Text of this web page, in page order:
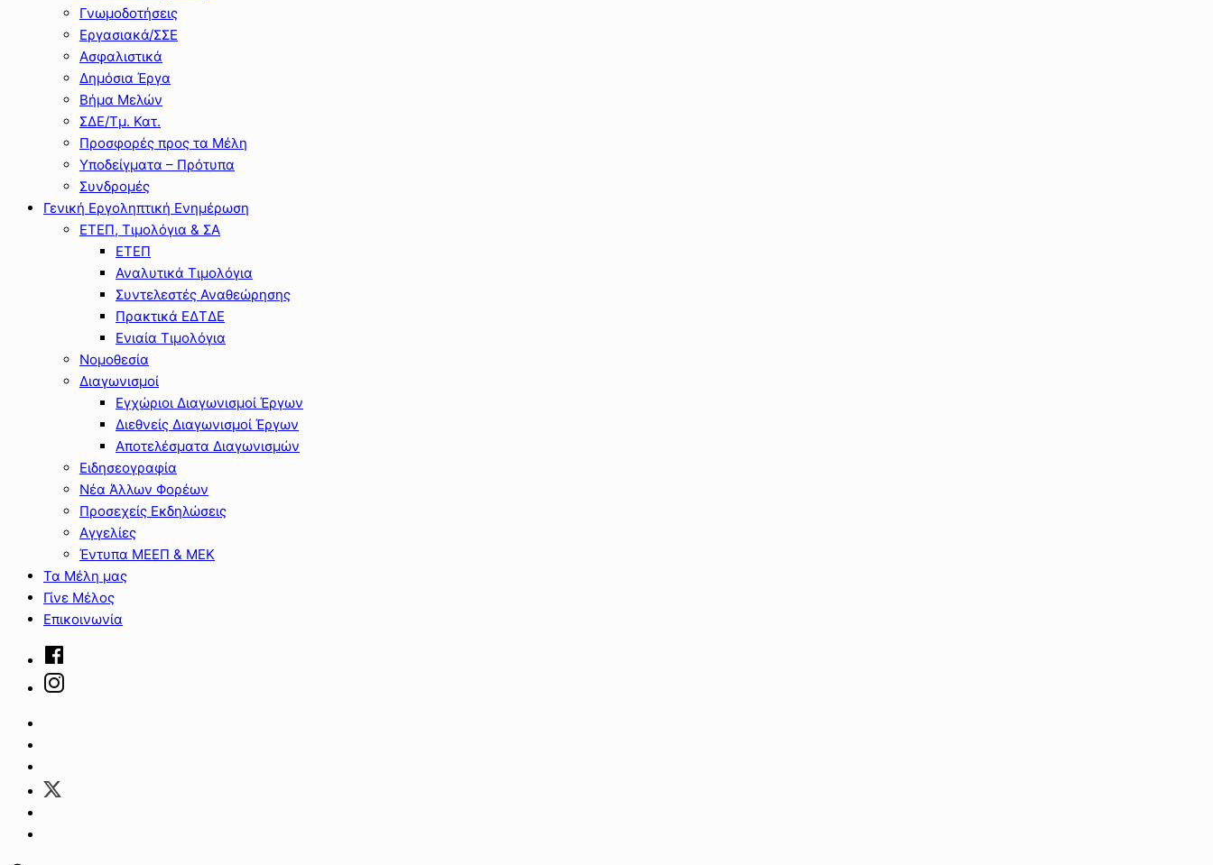
Γνωμοδοτήσεις
Εργασιακά/ΣΣΕ
Ασφαλιστικά
Δημόσια Έργα
Βήμα Μελών
ΣΔΕ/Τμ. Κατ.
Προσφορές προς τα Μέλη
Υποδείγματα – Πρότυπα
Συνδρομές
Γενική Εργοληπτική Ενημέρωση
ΕΤΕΠ, Τιμολόγια & ΣΑ
ΕΤΕΠ
Αναλυτικά Τιμολόγια
Συντελεστές Αναθεώρησης
Πρακτικά ΕΔΤΔΕ
Ενιαία Τιμολόγια
Νομοθεσία
Διαγωνισμοί
Εγχώριοι Διαγωνισμοί Έργων
Διεθνείς Διαγωνισμοί Έργων
Αποτελέσματα Διαγωνισμών
Ειδησεογραφία
Νέα Άλλων Φορέων
Προσεχείς Εκδηλώσεις
Αγγελίες
Έντυπα ΜΕΕΠ & ΜΕΚ
Τα Μέλη μας
Γίνε Μέλος
Επικοινωνία